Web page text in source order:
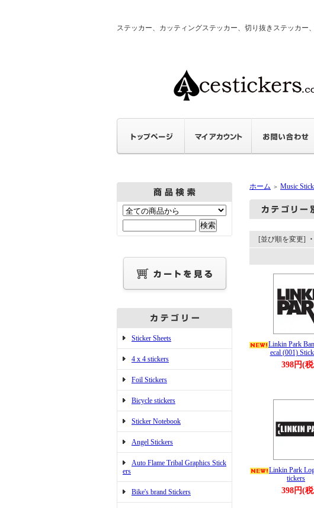
ステッカー、カッティングステッカー、切り抜きステッカー
Sticker Sheets
4 x 4 stickers
Foil Stickers
Bicycle stickers
Sticker Notebook
Angel Stickers
Auto Flame Tribal Graphics Stick
ers
Bike's brand Stickers
ホーム ＞ Music
[並び順を変更]
Linkin Park
ecal (001)
398円(
Linkin Park
tickers
398円(